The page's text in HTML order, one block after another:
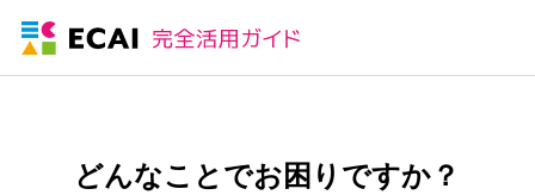
どんなことでお困りですか？